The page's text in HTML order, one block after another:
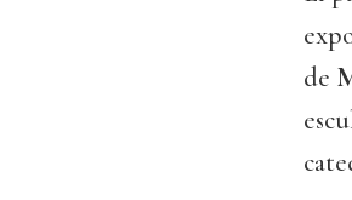
de